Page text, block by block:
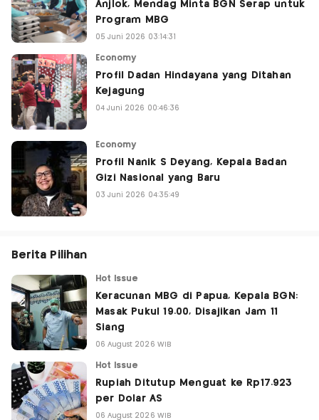
Anjlok, Mendag Minta BGN Serap untuk
Program MBG
05 Juni 2026 03:14:31
Economy
Profil Dadan Hindayana yang Ditahan
Kejagung
04 Juni 2026 00:46:36
Economy
Profil Nanik S Deyang, Kepala Badan
Gizi Nasional yang Baru
03 Juni 2026 04:35:49
Berita Pilihan
Hot Issue
Keracunan MBG di Papua, Kepala BGN:
Masak Pukul 19.00, Disajikan Jam 11
Siang
06 August 2026 WIB
Hot Issue
Rupiah Ditutup Menguat ke Rp17.923
per Dolar AS
06 August 2026 WIB